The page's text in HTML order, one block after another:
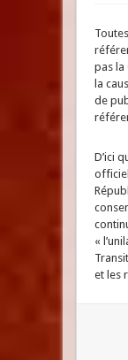
pas la
la
de
D’ici
«
et les